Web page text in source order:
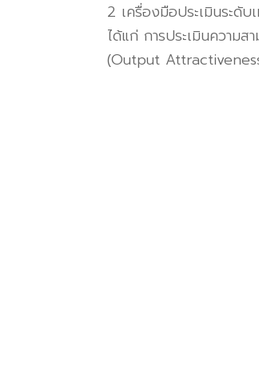
2 เครื่องมือประเมินระดั
ได้แก่ การประเมินความส
(Output